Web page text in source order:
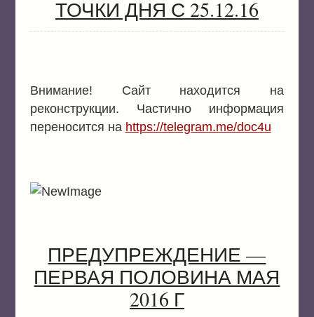
ТОЧКИ ДНЯ С 25.12.16
Внимание! Сайт находится на
реконструкции. Частично информация
переносится на https://telegram.me/doc4u
ПРЕДУПРЕЖДЕНИЕ —
ПЕРВАЯ ПОЛОВИНА МАЯ
2016 Г